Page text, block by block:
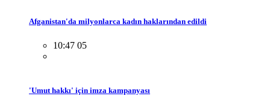
Afganistan'da milyonlarca kadın haklarından edildi
10:47 05
'Umut hakkı' için imza kampanyası